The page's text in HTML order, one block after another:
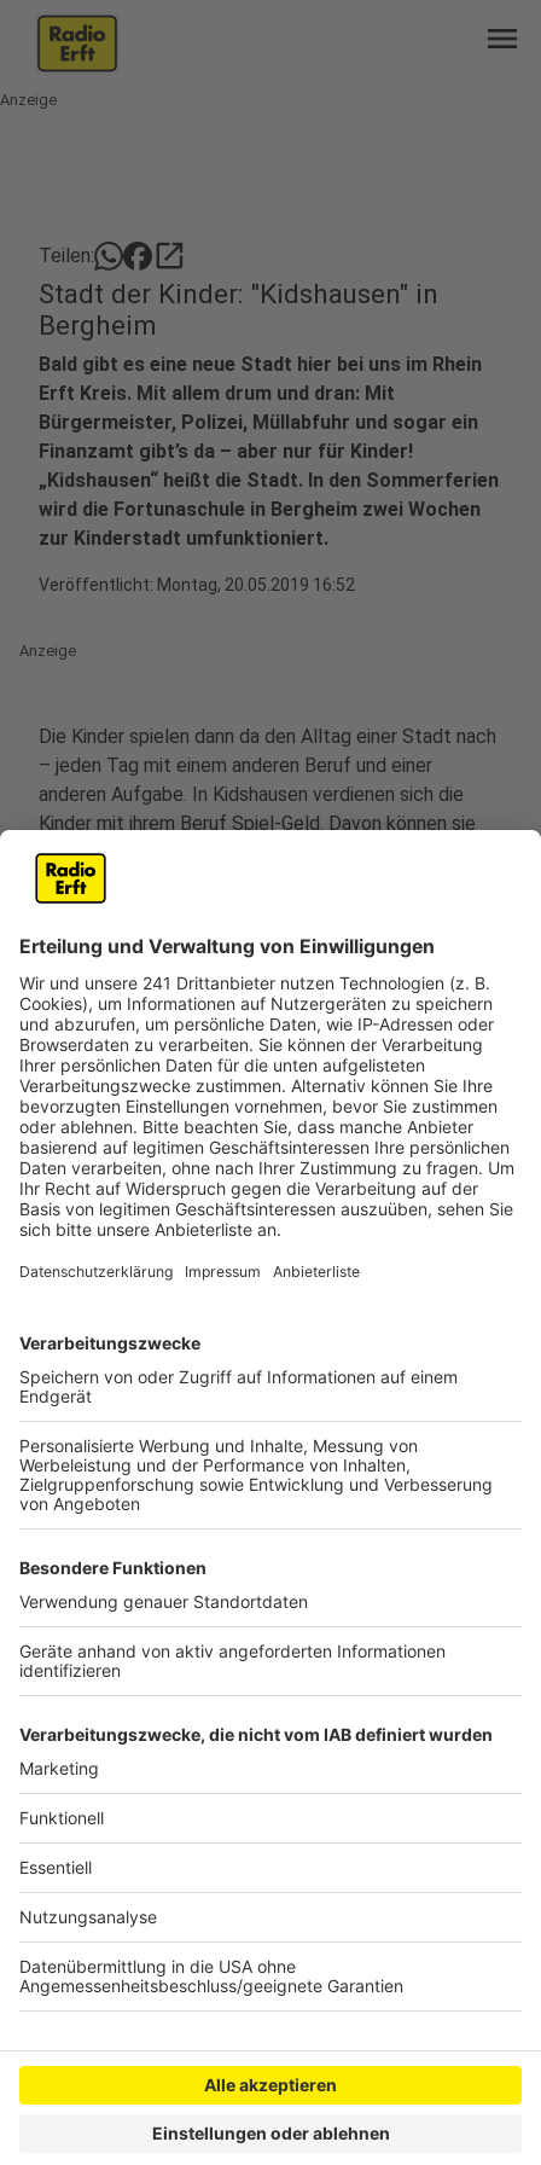
menu
Anzeige
Teilen: open_in_new
Stadt der Kinder: "Kidshausen" in
Bergheim
Bald gibt es eine neue Stadt hier bei uns im Rhein
Erft Kreis. Mit allem drum und dran: Mit
Bürgermeister, Polizei, Müllabfuhr und sogar ein
Finanzamt gibt’s da – aber nur für Kinder!
„Kidshausen“ heißt die Stadt. In den Sommerferien
wird die Fortunaschule in Bergheim zwei Wochen
zur Kinderstadt umfunktioniert.
Veröffentlicht: Montag, 20.05.2019 16:52
Anzeige
Die Kinder spielen dann da den Alltag einer Stadt nach
– jeden Tag mit einem anderen Beruf und einer
anderen Aufgabe. In Kidshausen verdienen sich die
Kinder mit ihrem Beruf Spiel-Geld. Davon können sie
sich dann zum Beispiel Waffeln, Spielzeuge oder
Süßigkeiten kaufen.
Projekt, den Kids den Alltag und das Zusammenleben
in einer richtigen Stadt näher bringne zu können.
Außerdem sollen sie lernen, wie man in einer Gruppe
Konflikte löst und wie man mit Geld umgeht.
Kidshausen in Bergheim findet zwei Wochen in den
Sommerferien statt.
Zeitraum:
12.08.19 - 16.08.19
19.08.19 - 23.08.19
Grundschule Fortunaschule
Am Tonnenberg 13
50129 Bergheim
Zur Anmeldung geht's
Anzeige
Anzeige